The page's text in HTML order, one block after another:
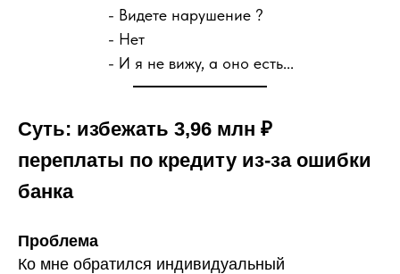
- Видете нарушение ?
- Нет
- И я не вижу, а оно есть...
Суть: избежать 3,96 млн ₽
переплаты по кредиту из-за ошибки
банка
Проблема
Ко мне обратился индивидуальный